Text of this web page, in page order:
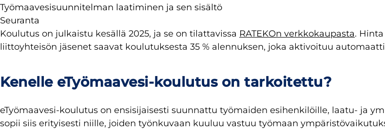
Työmaavesisuunnitelman laatiminen ja sen sisältö
Seuranta
Koulutus on julkaistu kesällä 2025, ja se on tilattavissa RATEKOn verkkokaupasta.
liittoyhteisön jäsenet saavat koulutuksesta 35 % alennuksen, joka aktivoituu
Kenelle eTyömaavesi-koulutus on tarkoitettu?
eTyömaavesi-koulutus on ensisijaisesti suunnattu työmaiden esihenkilöille, laatu- ja
sopii siis erityisesti niille, joiden työnkuvaan kuuluu vastuu työmaan